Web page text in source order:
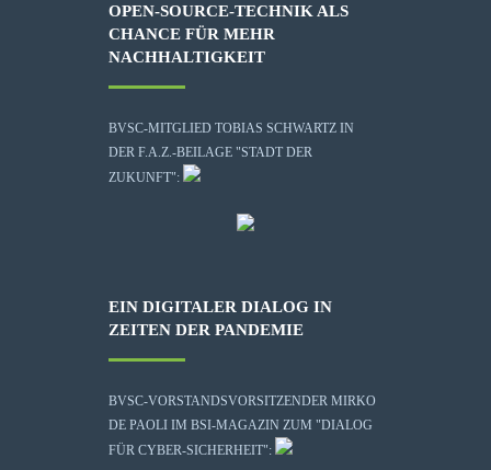
OPEN-SOURCE-TECHNIK ALS
CHANCE FÜR MEHR
NACHHALTIGKEIT
BVSC-MITGLIED TOBIAS SCHWARTZ IN
DER F.A.Z.-BEILAGE "STADT DER
ZUKUNFT":
EIN DIGITALER DIALOG IN
ZEITEN DER PANDEMIE
BVSC-VORSTANDSVORSITZENDER MIRKO
DE PAOLI IM BSI-MAGAZIN ZUM "DIALOG
FÜR CYBER-SICHERHEIT":